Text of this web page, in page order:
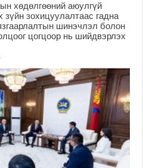
хөдөлгөөний аюулгүй
зохицуулалтаас гадна
шинэчлэл болон
цогцоор нь шийдвэрлэх